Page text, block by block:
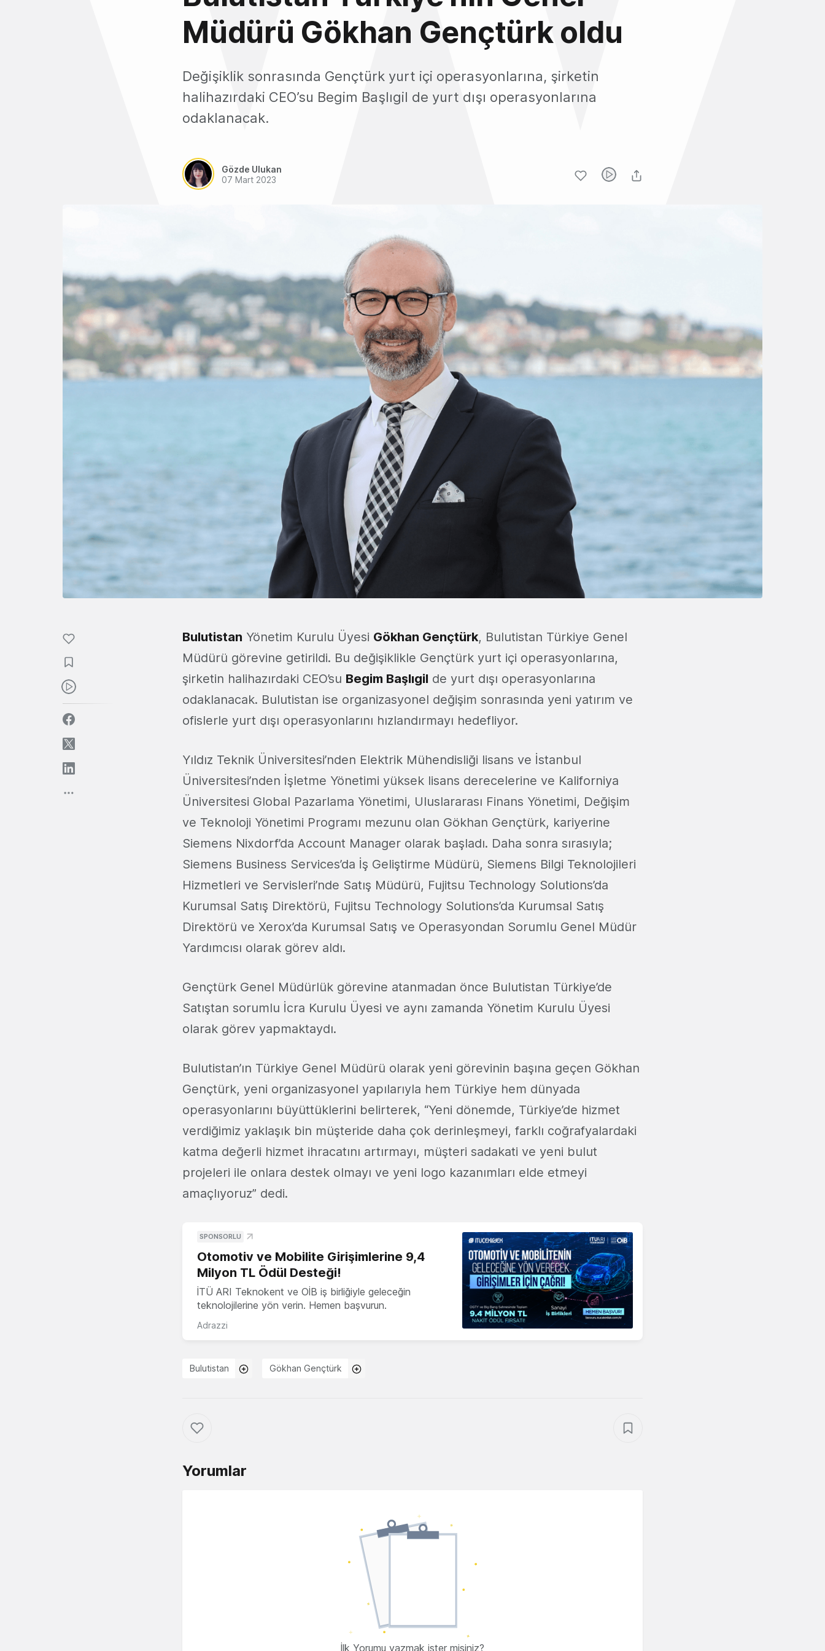
Müdürü Gökhan Gençtürk oldu
Değişiklik sonrasında Gençtürk yurt içi operasyonlarına, şirketin
halihazırdaki CEO’su Begim Başlıgil de yurt dışı operasyonlarına
odaklanacak.
Gözde Ulukan
07 Mart 2023
Bulutistan Yönetim Kurulu Üyesi Gökhan Gençtürk, Bulutistan Türkiye Genel
Müdürü görevine getirildi. Bu değişiklikle Gençtürk yurt içi operasyonlarına,
şirketin halihazırdaki CEO’su Begim Başlıgil de yurt dışı operasyonlarına
odaklanacak. Bulutistan ise organizasyonel değişim sonrasında yeni yatırım ve
ofislerle yurt dışı operasyonlarını hızlandırmayı hedefliyor.
Yıldız Teknik Üniversitesi’nden Elektrik Mühendisliği lisans ve İstanbul
Üniversitesi’nden İşletme Yönetimi yüksek lisans derecelerine ve Kaliforniya
Üniversitesi Global Pazarlama Yönetimi, Uluslararası Finans Yönetimi, Değişim
ve Teknoloji Yönetimi Programı mezunu olan Gökhan Gençtürk, kariyerine
Siemens Nixdorf’da Account Manager olarak başladı. Daha sonra sırasıyla;
Siemens Business Services’da İş Geliştirme Müdürü, Siemens Bilgi Teknolojileri
Hizmetleri ve Servisleri’nde Satış Müdürü, Fujitsu Technology Solutions’da
Kurumsal Satış Direktörü, Fujitsu Technology Solutions’da Kurumsal Satış
Direktörü ve Xerox’da Kurumsal Satış ve Operasyondan Sorumlu Genel Müdür
Yardımcısı olarak görev aldı.
Gençtürk Genel Müdürlük görevine atanmadan önce Bulutistan Türkiye’de
Satıştan sorumlu İcra Kurulu Üyesi ve aynı zamanda Yönetim Kurulu Üyesi
olarak görev yapmaktaydı.
Bulutistan’ın Türkiye Genel Müdürü olarak yeni görevinin başına geçen Gökhan
Gençtürk, yeni organizasyonel yapılarıyla hem Türkiye hem dünyada
operasyonlarını büyüttüklerini belirterek, “Yeni dönemde, Türkiye’de hizmet
verdiğimiz yaklaşık bin müşteride daha çok derinleşmeyi, farklı coğrafyalardaki
katma değerli hizmet ihracatını artırmayı, müşteri sadakati ve yeni bulut
projeleri ile onlara destek olmayı ve yeni logo kazanımları elde etmeyi
amaçlıyoruz” dedi.
SPONSORLU
Otomotiv ve Mobilite Girişimlerine 9,4
Milyon TL Ödül Desteği!
İTÜ ARI Teknokent ve OİB iş birliğiyle geleceğin
teknolojilerine yön verin. Hemen başvurun.
Adrazzi
Bulutistan Gökhan Gençtürk
Yorumlar
İlk Yorumu yazmak ister misiniz?